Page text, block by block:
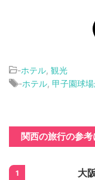
-ホテル, 観光
-ホテル, 甲子園球場
関西の旅行の参
1
大